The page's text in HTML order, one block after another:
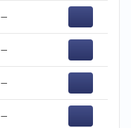
−
−
−
−